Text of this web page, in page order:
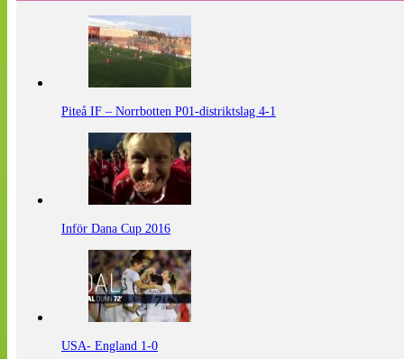
Piteå IF – Norrbotten P01-distriktslag 4-1
Inför Dana Cup 2016
USA- England 1-0